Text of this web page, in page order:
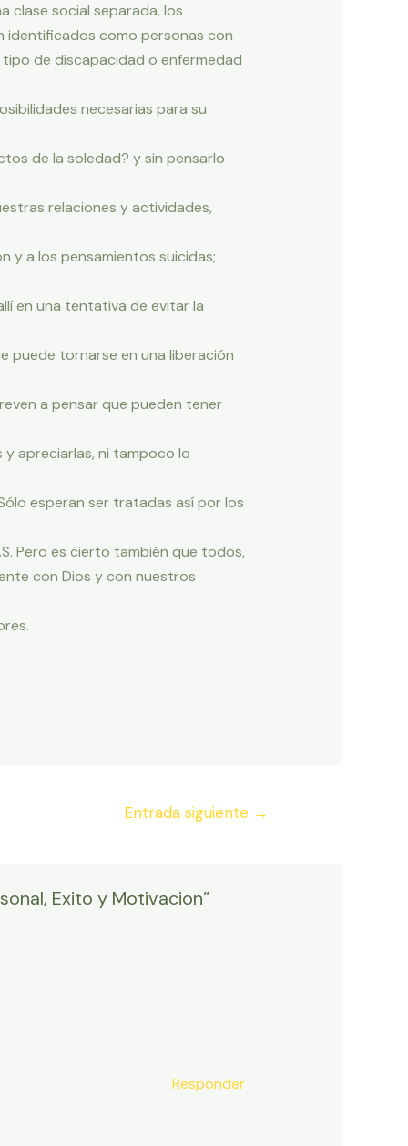
clase social separada, los
identificados como personas con
de discapacidad o enfermedad
necesarias para su
de la soledad? y sin pensarlo
relaciones y actividades,
y a los pensamientos suicidas;
en una tentativa de evitar la
puede tornarse en una liberación
a pensar que pueden tener
apreciarlas, ni tampoco lo
esperan ser tratadas así por los
Pero es cierto también que todos,
con Dios y con nuestros
Entrada siguiente →
Exito y Motivacion”
Responder